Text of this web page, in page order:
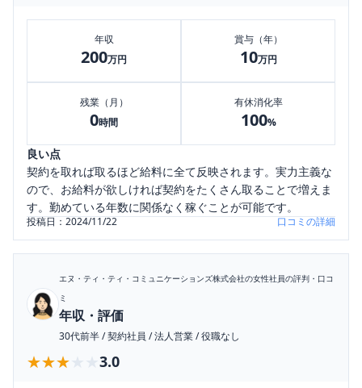
年収
200万円
賞与（年）
10万円
残業（月）
0時間
有休消化率
100%
良い点
契約を取れば取るほど給料に全て反映されます。実力主義な
ので、お給料が欲しければ契約をたくさん取ることで増えま
す。勤めている年数に関係なく稼ぐことが可能です。
投稿日：2024/11/22 口コミの詳細
エヌ・ティ・ティ・コミュニケーションズ株式会社の女性社員の評判・口コ
ミ
年収・評価
30代前半/契約社員 /法人営業/役職なし
★★★★★
★★★★★ 3.0